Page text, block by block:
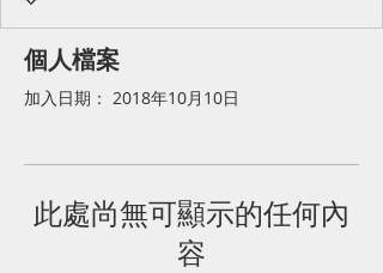
個人檔案
加入日期： 2018年10月10日
此處尚無可顯示的任何內
容